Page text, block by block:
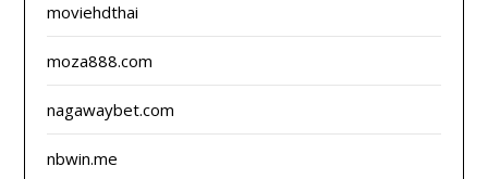
moviehdthai
moza888.com
nagawaybet.com
nbwin.me